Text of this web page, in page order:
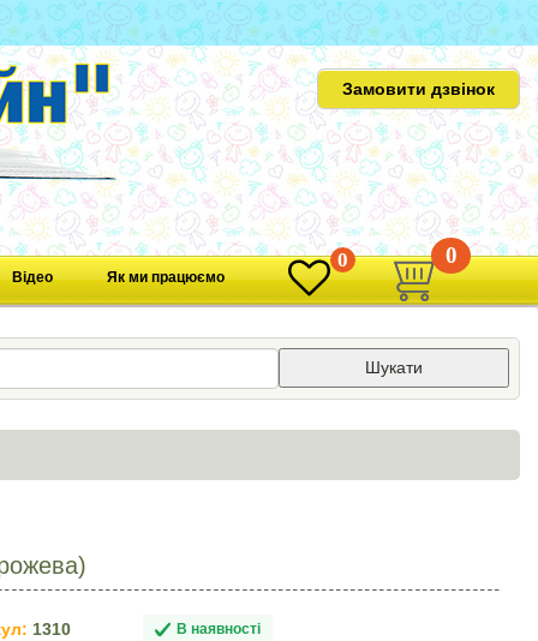
Замовити дзвінок
Відео Як ми працюємо
0 0
Шукати
1310 В наявності